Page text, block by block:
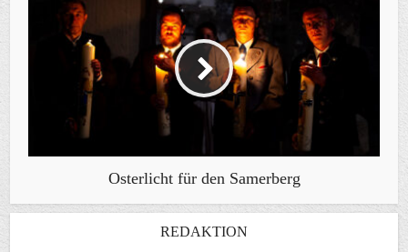
Osterlicht für den Samerberg
REDAKTION